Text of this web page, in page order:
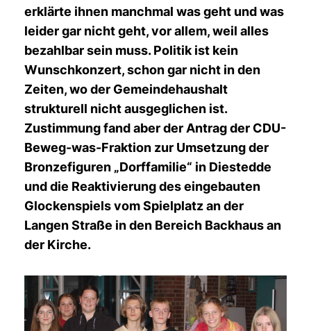
erklärte ihnen manchmal was geht und was
leider gar nicht geht, vor allem, weil alles
bezahlbar sein muss. Politik ist kein
Wunschkonzert, schon gar nicht in den
Zeiten, wo der Gemeindehaushalt
strukturell nicht ausgeglichen ist.
Zustimmung fand aber der Antrag der CDU-
Beweg-was-Fraktion zur Umsetzung der
Bronzefiguren „Dorffamilie“ in Diestedde
und die Reaktivierung des eingebauten
Glockenspiels vom Spielplatz an der
Langen Straße in den Bereich Backhaus an
der Kirche.